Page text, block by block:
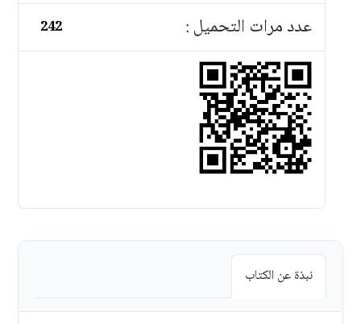
عدد مرات التحميل : 242
نبذة عن الكتاب